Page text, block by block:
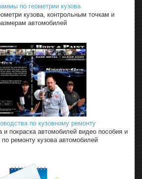
по геометрии кузова
кузова, контрольным точкам и
автомобилей
по кузовному ремонту
и покраска автомобилей видео пособия и
по ремонту кузова автомобилей